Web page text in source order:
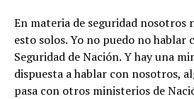
En materia de seguridad nosotros
esto solos. Yo no puedo no hablar
Seguridad de Nación. Y hay una
dispuesta a hablar con nosotros,
pasa con otros ministerios de